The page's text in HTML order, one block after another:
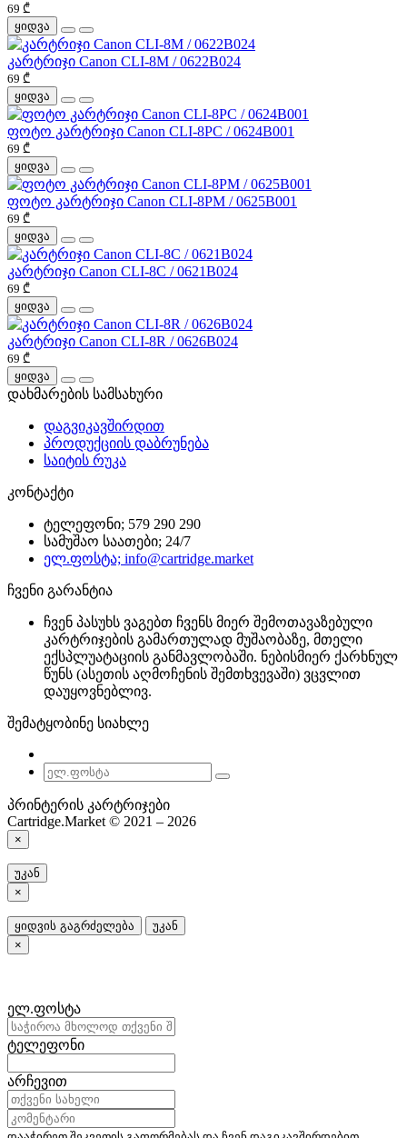
69 ₾
ყიდვა
კარტრიჯი Canon CLI-8M / 0622B024
69 ₾
ყიდვა
ფოტო კარტრიჯი Canon CLI-8PC / 0624B001
69 ₾
ყიდვა
ფოტო კარტრიჯი Canon CLI-8PM / 0625B001
69 ₾
ყიდვა
კარტრიჯი Canon CLI-8C / 0621B024
69 ₾
ყიდვა
კარტრიჯი Canon CLI-8R / 0626B024
69 ₾
ყიდვა
დახმარების სამსახური
დაგვიკავშირდით
პროდუქციის დაბრუნება
საიტის რუკა
კონტაქტი
ტელეფონი; 579 290 290
სამუშაო საათები; 24/7
ელ.ფოსტა; info@cartridge.market
ჩვენი გარანტია
ჩვენ პასუხს ვაგებთ ჩვენს მიერ შემოთავაზებული
კარტრიჯების გამართულად მუშაობაზე, მთელი
ექსპლუატაციის განმავლობაში. ნებისმიერ ქარხნულ
წუნს (ასეთის აღმოჩენის შემთხვევაში) ვცვლით
დაუყოვნებლივ.
შემატყობინე სიახლე
პრინტერის კარტრიჯები
Cartridge.Market © 2021 – 2026
×
უკან
×
ყიდვის გაგრძელება
უკან
×
ელ.ფოსტა
ტელეფონი
არჩევით